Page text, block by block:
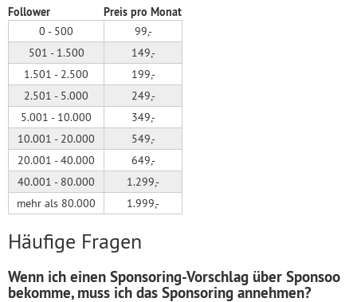
Follower
Preis pro Monat
0 - 500
99,-
501 - 1.500
149,-
1.501 - 2.500
199,-
2.501 - 5.000
249,-
5.001 - 10.000
349,-
10.001 - 20.000
549,-
20.001 - 40.000
649,-
40.001 - 80.000
1.299,-
mehr als 80.000
1.999,-
Häufige Fragen
Wenn ich einen Sponsoring-Vorschlag über Sponsoo
bekomme, muss ich das Sponsoring annehmen?